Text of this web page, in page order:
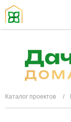
Каталог проектов